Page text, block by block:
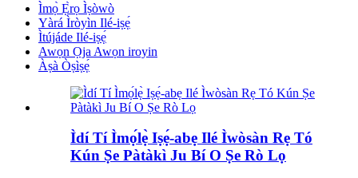
Ìmọ̀ Ẹ̀rọ Ìṣòwò
Yàrá Ìròyìn Ilé-iṣẹ́
Ìtújáde Ilé-iṣẹ́
Awọn Ọja Awọn iroyin
Àṣà Òṣìṣẹ́
Ìdí Tí Ìmọ́lẹ̀ Iṣẹ́-abẹ Ilé Ìwòsàn Rẹ Tó
Kún Ṣe Pàtàkì Ju Bí O Ṣe Rò Lọ